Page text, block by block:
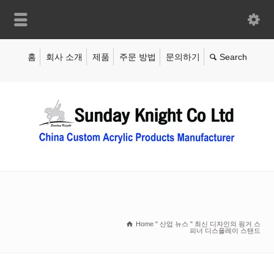
홈 회사 소개 제품 주문 방법 문의하기
Home " 산업 뉴스 " 최신 디자인의 핑거 스
피너 디스플레이 스탠드